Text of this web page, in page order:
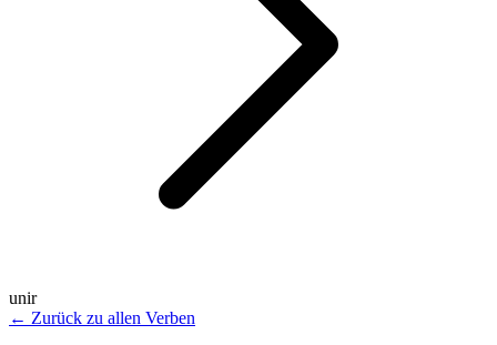
unir
← Zurück zu allen Verben